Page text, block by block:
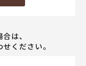
は、
ください。